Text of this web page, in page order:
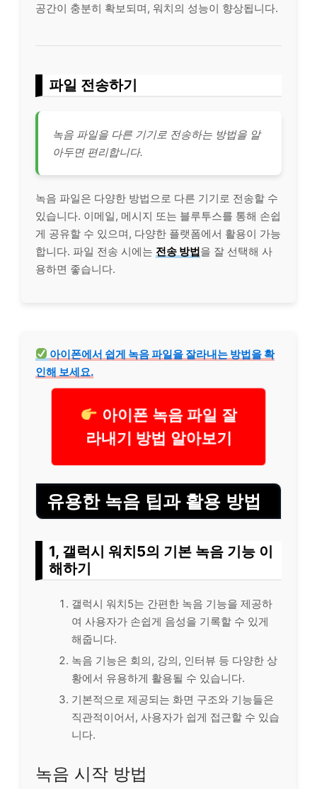
공간이 충분히 확보되며, 워치의 성능이 향상됩니다.
파일 전송하기
녹음 파일을 다른 기기로 전송하는 방법을 알
아두면 편리합니다.
녹음 파일은 다양한 방법으로 다른 기기로 전송할 수
있습니다. 이메일, 메시지 또는 블루투스를 통해 손쉽
게 공유할 수 있으며, 다양한 플랫폼에서 활용이 가능
합니다. 파일 전송 시에는 전송 방법을 잘 선택해 사
용하면 좋습니다.
아이폰에서 쉽게 녹음 파일을 잘라내는 방법을 확
인해 보세요.
아이폰 녹음 파일 잘
라내기 방법 알아보기
유용한 녹음 팁과 활용 방법
1, 갤럭시 워치5의 기본 녹음 기능 이
해하기
갤럭시 워치5는 간편한 녹음 기능을 제공하
여 사용자가 손쉽게 음성을 기록할 수 있게
해줍니다.
녹음 기능은 회의, 강의, 인터뷰 등 다양한 상
황에서 유용하게 활용될 수 있습니다.
기본적으로 제공되는 화면 구조와 기능들은
직관적이어서, 사용자가 쉽게 접근할 수 있습
니다.
녹음 시작 방법